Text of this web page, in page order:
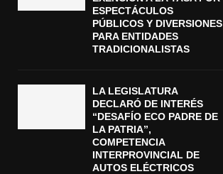
ESPECTÁCULOS
PÚBLICOS Y DIVERSIONES
PARA ENTIDADES
TRADICIONALISTAS
LA LEGISLATURA
DECLARÓ DE INTERÉS
“DESAFÍO ECO PADRE DE
LA PATRIA”,
COMPETENCIA
INTERPROVINCIAL DE
AUTOS ELÉCTRICOS